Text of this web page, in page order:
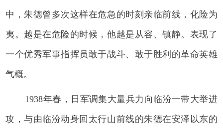
中，朱德曾多次这样在危急的时刻亲临前线，化险为
夷。越是在危险的时候，他越是从容、镇静。表现了
一个优秀军事指挥员敢于战斗、敢于胜利的革命英雄
气概。
1938年春，日军调集大量兵力向临汾一带大举进
攻，与由临汾动身回太行山前线的朱德在安泽以东的